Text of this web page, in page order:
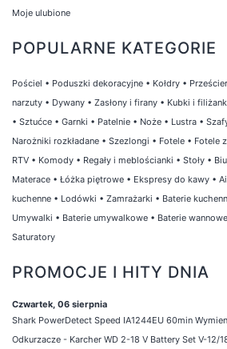
Moje ulubione
POPULARNE KATEGORIE
Pościel • Poduszki dekoracyjne • Kołdry •
narzuty • Dywany • Zasłony i firany • Kubki i
• Sztućce • Garnki • Patelnie • Noże • Lustra •
Narożniki rozkładane • Szezlongi • Fotele • Fotele
RTV • Komody • Regały i meblościanki • Stoły •
Materace • Łóżka piętrowe • Ekspresy do kawy •
kuchenne • Lodówki • Zamrażarki • Baterie
Umywalki • Baterie umywalkowe • Baterie wannowe
Saturatory
PROMOCJE I HITY DNIA
Czwartek, 06 sierpnia
Shark PowerDetect Speed IA1244EU 60min
Odkurzacze - Karcher WD 2-18 V Battery Set V-12/